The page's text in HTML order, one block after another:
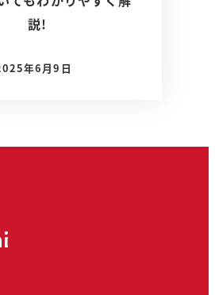
説!
年6月9日